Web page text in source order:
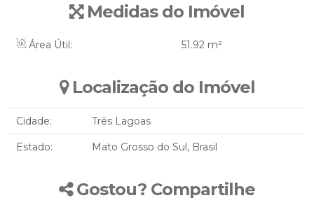
Medidas do Imóvel
Área Útil: 51.92 m²
Localização do Imóvel
Cidade: Três Lagoas
Estado: Mato Grosso do Sul, Brasil
Gostou? Compartilhe